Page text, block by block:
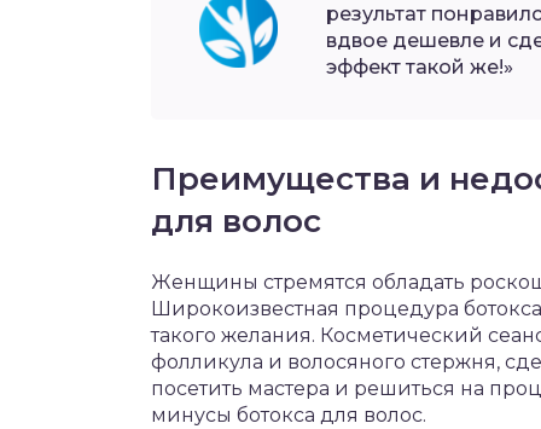
результат
вдвое дешевле и
эффект такой же!»
Преимущества и
для волос
Женщины стремятся обладать
Широкоизвестная процедура
такого желания. Косметический
фолликула и волосяного стержня,
посетить мастера и решиться на
минусы ботокса для волос.